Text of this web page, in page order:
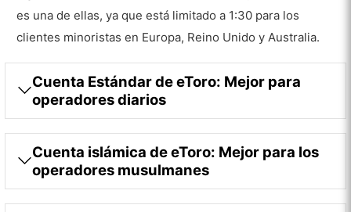
es una de ellas, ya que está limitado a 1:30 para los
clientes minoristas en Europa, Reino Unido y Australia.
Cuenta Estándar de eToro: Mejor para
operadores diarios
Cuenta islámica de eToro: Mejor para los
operadores musulmanes